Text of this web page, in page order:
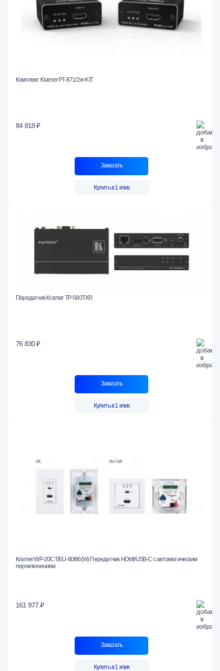
Комплект Kramer PT-871/2xr-KIT
84 818 ₽
Заказать
Купить в 1 клик
Передатчик Kramer TP-580TXR
76 830 ₽
Заказать
Купить в 1 клик
Kramer WP-20CT/EU-80/86(W) Передатчик HDMI/USB-C с автоматическим
переключением
161 977 ₽
Заказать
Купить в 1 клик